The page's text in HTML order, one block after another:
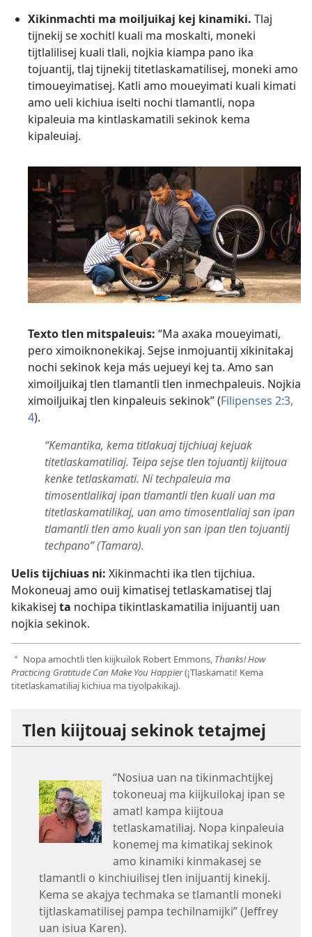
Xikinmachti ma moiljuikaj kej kinamiki. Tlaj
tijnekij se xochitl kuali ma moskalti, moneki
tijtlalilisej kuali tlali, nojkia kiampa pano ika
tojuantij, tlaj tijnekij titetlaskamatilisej, moneki amo
timoueyimatisej. Katli amo moueyimati kuali kimati
amo ueli kichiua iselti nochi tlamantli, nopa
kipaleuia ma kintlaskamatili sekinok kema
kipaleuiaj.
Texto tlen mitspaleuis: “Ma axaka moueyimati,
pero ximoiknonekikaj. Sejse inmojuantij xikinitakaj
nochi sekinok keja más uejueyi kej ta. Amo san
ximoiljuikaj tlen tlamantli tlen inmechpaleuis. Nojkia
ximoiljuikaj tlen kinpaleuis sekinok” (Filipenses 2:3,
4).
“Kemantika, kema titlakuaj tijchiuaj kejuak
titetlaskamatiliaj. Teipa sejse tlen tojuantij kiijtoua
kenke tetlaskamati. Ni techpaleuia ma
timosentlalikaj ipan tlamantli tlen kuali uan ma
titetlaskamatilikaj, uan amo timosentlaliaj san ipan
tlamantli tlen amo kuali yon san ipan tlen tojuantij
techpano” (Tamara).
Uelis tijchiuas ni: Xikinmachti ika tlen tijchiua.
Mokoneuaj amo ouij kimatisej tetlaskamatisej tlaj
kikakisej ta nochipa tikintlaskamatilia inijuantij uan
nojkia sekinok.
a Nopa amochtli tlen kiijkuilok Robert Emmons, Thanks! How
Practicing Gratitude Can Make You Happier(¡Tlaskamati! Kema
titetlaskamatiliaj kichiua ma tiyolpakikaj).
Tlen kiijtouaj sekinok tetajmej
“Nosiua uan na tikinmachtijkej
tokoneuaj ma kiijkuilokaj ipan se
amatl kampa kiijtoua
tetlaskamatiliaj. Nopa kinpaleuia
konemej ma kimatikaj sekinok
amo kinamiki kinmakasej se
tlamantli o kinchiuilisej tlen inijuantij kinekij.
Kema se akajya techmaka se tlamantli moneki
tijtlaskamatilisej pampa techilnamijki” (Jeffrey
uan isiua Karen).